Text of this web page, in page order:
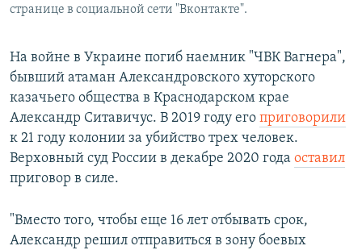
странице в социальной сети "Вконтакте".
На войне в Украине погиб наемник "ЧВК Вагнера",
бывший атаман Александровского хуторского
казачьего общества в Краснодарском крае
Александр Ситавичус. В 2019 году его приговорили
к 21 году колонии за убийство трех человек.
Верховный суд России в декабре 2020 года оставил
приговор в силе.
"Вместо того, чтобы еще 16 лет отбывать срок,
Александр решил отправиться в зону боевых